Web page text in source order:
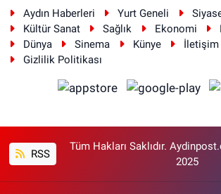
Aydın Haberleri Yurt Geneli
Kültür Sanat
Sağlık Ekonomi
Dünya
Sinema Künye
İletişim
Gizlilik Politikası
RSS
Tüm Hakları Saklıdır.
2025